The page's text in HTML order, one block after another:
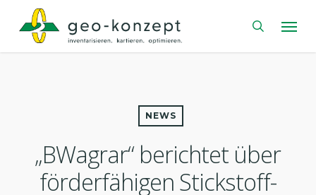
search
Menu
NEWS
„BWagrar“ berichtet über
förderfähigen Stickstoff-